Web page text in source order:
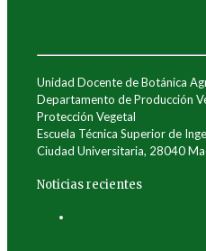
Unidad Docente de Botánica
Departamento de Producción
Protección Vegetal
Escuela Técnica Superior de
Ciudad Universitaria, 28040
Noticias recientes